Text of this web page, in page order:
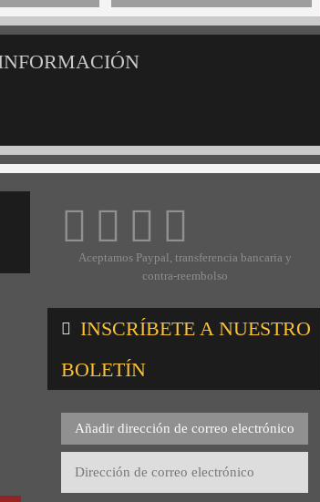
Aceptamos Paypal, transferencia bancaria y
contra-reembolso
INSCRÍBETE A NUESTRO
BOLETÍN
Añadir dirección de correo electrónico